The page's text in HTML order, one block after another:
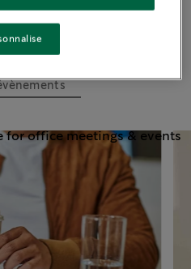
Au bureau